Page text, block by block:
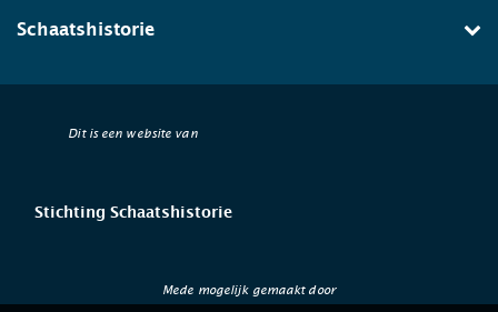
Schaatshistorie
Dit is een website van
Stichting Schaatshistorie
Mede mogelijk gemaakt door